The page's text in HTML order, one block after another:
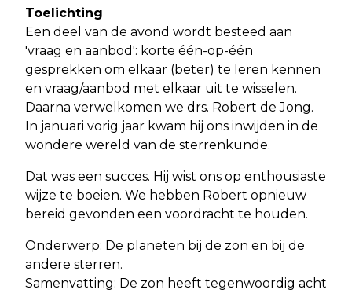
Toelichting
Een deel van de avond wordt besteed aan
'vraag en aanbod': korte één-op-één
gesprekken om elkaar (beter) te leren kennen
en vraag/aanbod met elkaar uit te wisselen.
Daarna verwelkomen we drs. Robert de Jong.
In januari vorig jaar kwam hij ons inwijden in de
wondere wereld van de sterrenkunde.
Dat was een succes. Hij wist ons op enthousiaste
wijze te boeien. We hebben Robert opnieuw
bereid gevonden een voordracht te houden.
Onderwerp: De planeten bij de zon en bij de
andere sterren.
Samenvatting: De zon heeft tegenwoordig acht